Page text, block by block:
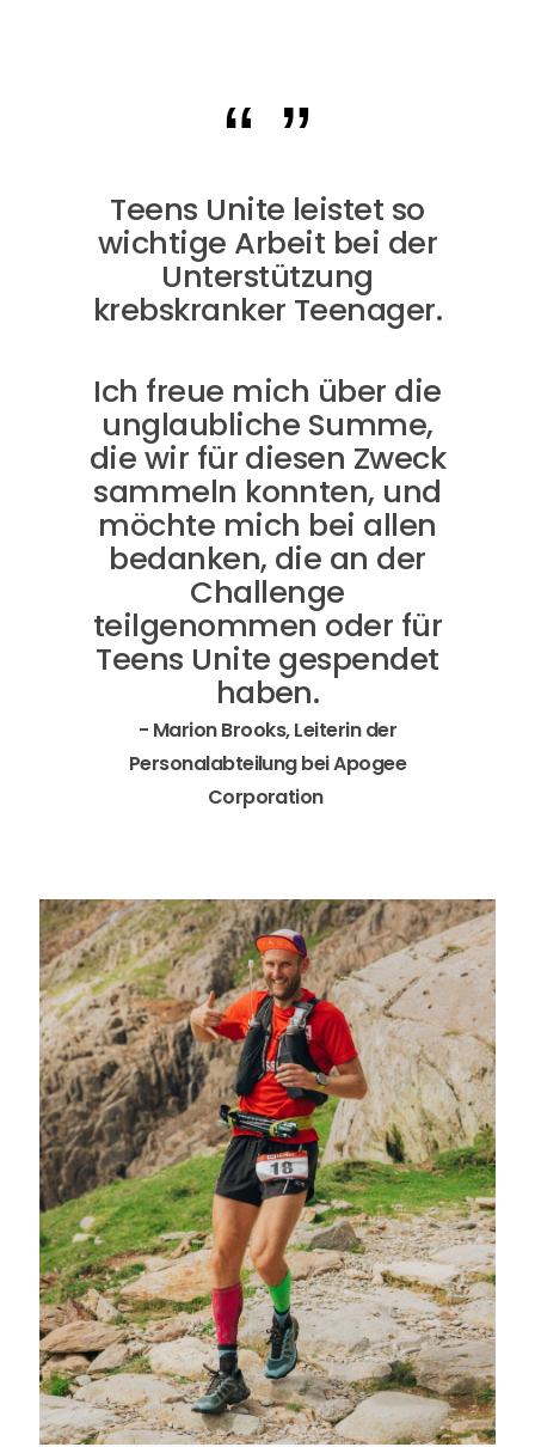
Teens Unite leistet so
wichtige Arbeit bei der
Unterstützung
krebskranker Teenager.
Ich freue mich über die
unglaubliche Summe,
die wir für diesen Zweck
sammeln konnten, und
möchte mich bei allen
bedanken, die an der
Challenge
teilgenommen oder für
Teens Unite gespendet
haben.
- Marion Brooks, Leiterin der
Personalabteilung bei Apogee
Corporation